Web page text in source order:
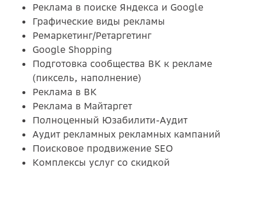
Реклама в поиске Яндекса и Google
Графические виды рекламы
Ремаркетинг/Ретаргетинг
Google Shopping
Подготовка сообщества ВК к рекламе
(пиксель, наполнение)
Реклама в ВК
Реклама в Майтаргет
Полноценный Юзабилити-Аудит
Аудит рекламных рекламных кампаний
Поисковое продвижение SEO
Комплексы услуг со скидкой